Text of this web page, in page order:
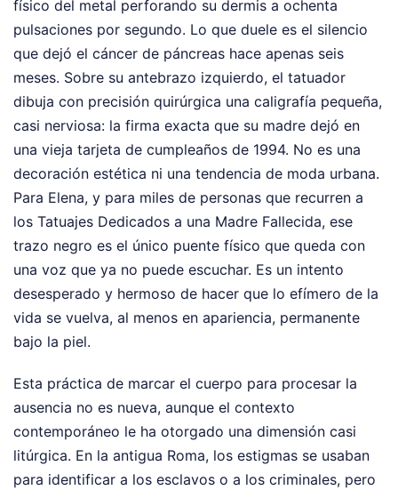
físico del metal perforando su dermis a ochenta
pulsaciones por segundo. Lo que duele es el silencio
que dejó el cáncer de páncreas hace apenas seis
meses. Sobre su antebrazo izquierdo, el tatuador
dibuja con precisión quirúrgica una caligrafía pequeña,
casi nerviosa: la firma exacta que su madre dejó en
una vieja tarjeta de cumpleaños de 1994. No es una
decoración estética ni una tendencia de moda urbana.
Para Elena, y para miles de personas que recurren a
los Tatuajes Dedicados a una Madre Fallecida, ese
trazo negro es el único puente físico que queda con
una voz que ya no puede escuchar. Es un intento
desesperado y hermoso de hacer que lo efímero de la
vida se vuelva, al menos en apariencia, permanente
bajo la piel.
Esta práctica de marcar el cuerpo para procesar la
ausencia no es nueva, aunque el contexto
contemporáneo le ha otorgado una dimensión casi
litúrgica. En la antigua Roma, los estigmas se usaban
para identificar a los esclavos o a los criminales, pero